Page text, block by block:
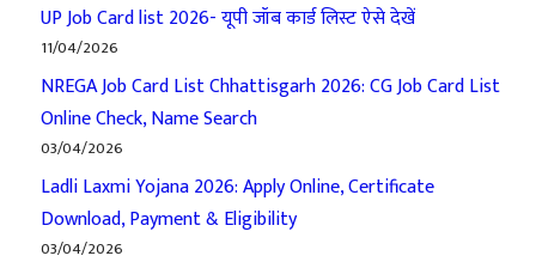
UP Job Card list 2026- यूपी जॉब कार्ड लिस्ट ऐसे देखें
11/04/2026
NREGA Job Card List Chhattisgarh 2026: CG Job Card List
Online Check, Name Search
03/04/2026
Ladli Laxmi Yojana 2026: Apply Online, Certificate
Download, Payment & Eligibility
03/04/2026